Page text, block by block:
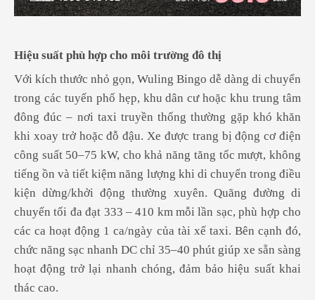
Hiệu suất phù hợp cho môi trường đô thị
Với kích thước nhỏ gọn, Wuling Bingo dễ dàng di chuyển
trong các tuyến phố hẹp, khu dân cư hoặc khu trung tâm
đông đúc – nơi taxi truyền thống thường gặp khó khăn
khi xoay trở hoặc đỗ đậu. Xe được trang bị động cơ điện
công suất 50–75 kW, cho khả năng tăng tốc mượt, không
tiếng ồn và tiết kiệm năng lượng khi di chuyển trong điều
kiện dừng/khởi động thường xuyên. Quãng đường di
chuyển tối đa đạt 333 – 410 km mỗi lần sạc, phù hợp cho
các ca hoạt động 1 ca/ngày của tài xế taxi. Bên cạnh đó,
chức năng sạc nhanh DC chỉ 35–40 phút giúp xe sẵn sàng
hoạt động trở lại nhanh chóng, đảm bảo hiệu suất khai
thác cao.